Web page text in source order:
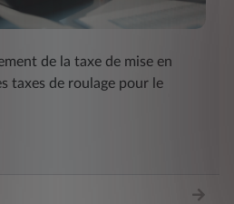
de la taxe de mise en
taxes de roulage pour le